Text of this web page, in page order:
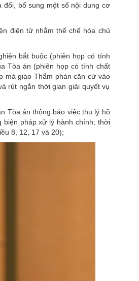
bổ sung một số nội dung cơ
điện tử nhằm thể chế hóa chủ
bắt buộc (phiên họp có tính
Tòa án (phiên họp có tính chất
mà giao Thẩm phán căn cứ vào
rút ngắn thời gian giải quyết vụ
Tòa án thông báo việc thụ lý hồ
biện pháp xử lý hành chính; thời
8, 12, 17 và 20);